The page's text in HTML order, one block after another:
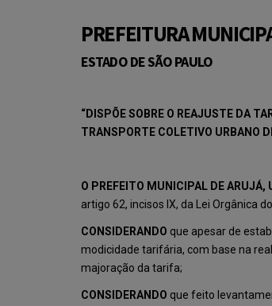
PREFEITURA
ESTADO DE SÃO PAULO
“DISPÕE SOBRE O REAJUSTE DA
TRANSPORTE COLETIVO URBANO
O PREFEITO MUNICIPAL DE ARUJÁ,
artigo 62, incisos IX, da Lei Orgânica
CONSIDERANDO que apesar de
modicidade tarifária, com base na
majoração da tarifa;
CONSIDERANDO que feito